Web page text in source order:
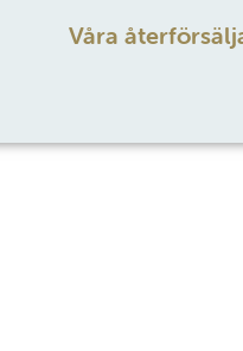
Våra